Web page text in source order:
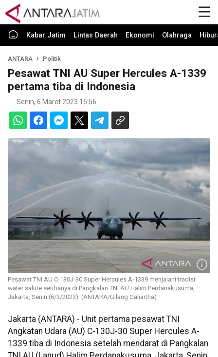
Kabar Jatim Lintas Daerah Ekonomi Olahraga
ANTARA Politik
Pesawat TNI AU Super Hercules A-1339
pertama tiba di Indonesia
Senin, 6 Maret 2023 15:56
Pesawat TNI AU C-130J-30 Super Hercules A-1339 menjalani tradisi
water salute setibanya di Pangkalan TNI AU Halim Perdanakusuma,
Jakarta, Senin (6/3/2023). (ANTARA/Gilang Galiartha)
Jakarta (ANTARA) - Unit pertama pesawat TNI
Angkatan Udara (AU) C-130J-30 Super Hercules A-
1339 tiba di Indonesia setelah mendarat di Pangkalan